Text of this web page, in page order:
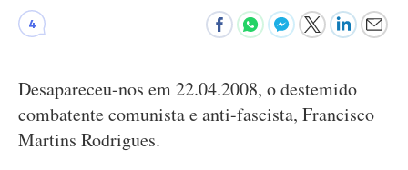
4
Desapareceu-nos em 22.04.2008, o destemido
combatente comunista e anti-fascista, Francisco
Martins Rodrigues.